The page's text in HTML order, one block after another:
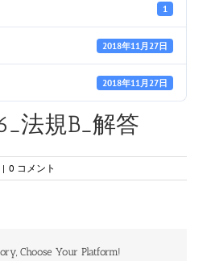
1
2018年11月27日
2018年11月27日
法規B_解答
| 0 コメント
Choose Your Platform!